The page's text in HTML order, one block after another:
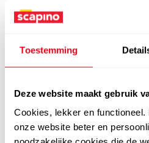
Toestemming
Deze website maakt gebruik
Cookies, lekker en
onze website beter en